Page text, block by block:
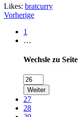
Likes: bratcurry
Vorherige
1
…
Wechsle zu Seite
Weiter
27
28